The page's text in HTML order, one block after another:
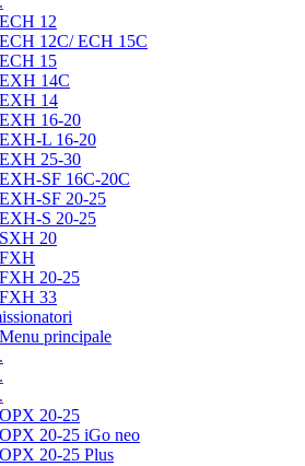
ECH 12
ECH 12C/ ECH 15C
ECH 15
EXH 14C
EXH 14
EXH 16-20
EXH-L 16-20
EXH 25-30
EXH-SF 16C-20C
EXH-SF 20-25
EXH-S 20-25
SXH 20
FXH
FXH 20-25
FXH 33
Menu principale
.
.
.
OPX 20-25
OPX 20-25 iGo neo
OPX 20-25 Plus